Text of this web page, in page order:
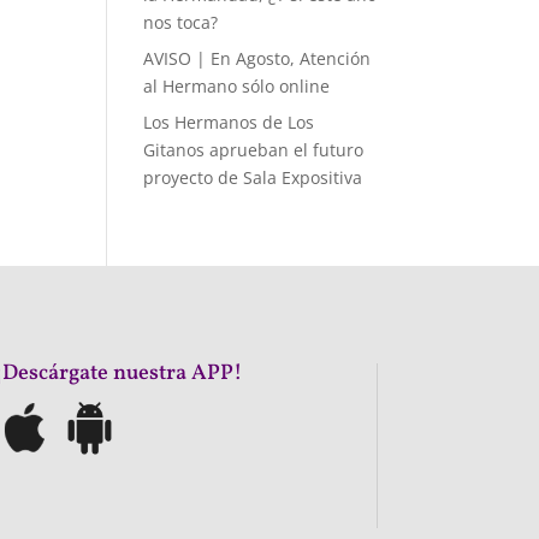
nos toca?
AVISO | En Agosto, Atención
al Hermano sólo online
Los Hermanos de Los
Gitanos aprueban el futuro
proyecto de Sala Expositiva
nuestra APP!